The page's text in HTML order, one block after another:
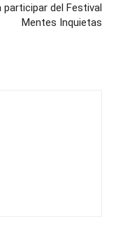
participar del Festival
Mentes Inquietas